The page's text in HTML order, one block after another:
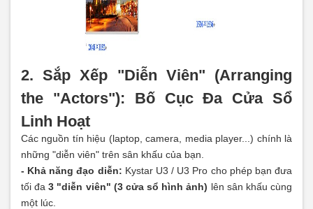
2. Sắp Xếp "Diễn Viên" (Arranging
the "Actors"): Bố Cục Đa Cửa Sổ
Linh Hoạt
Các nguồn tín hiệu (laptop, camera, media player...) chính là
những "diễn viên" trên sân khấu của bạn.
- Khả năng đạo diễn: Kystar U3 / U3 Pro cho phép bạn đưa
tối đa3 "diễn viên" (3 cửa sổ hình ảnh) lên sân khấu cùng
một lúc.